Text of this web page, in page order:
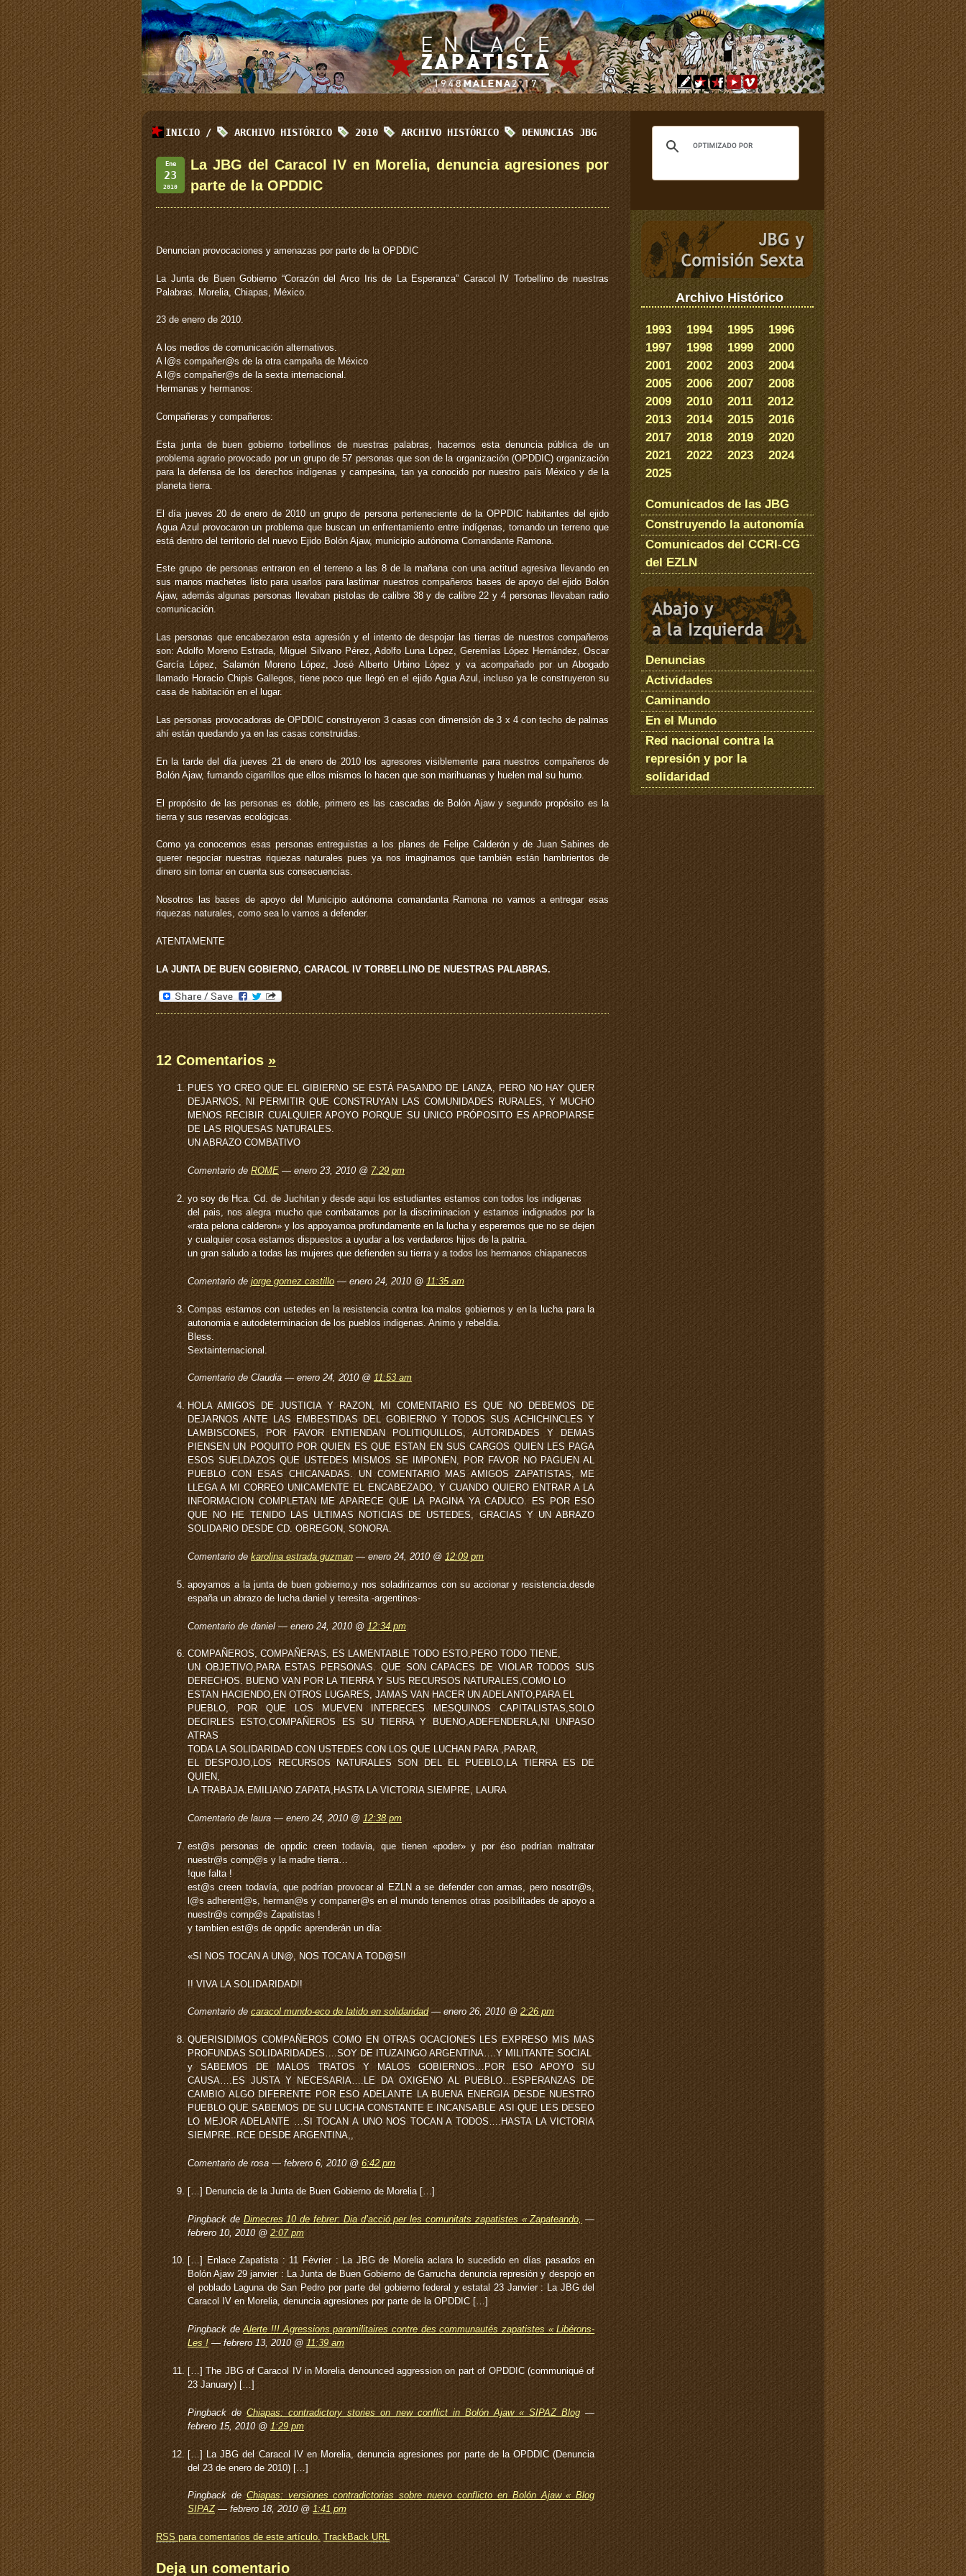
INICIO / ARCHIVO HISTÓRICO 2010 ARCHIVO HISTÓRICO DENUNCIAS JBG
Ene
23
2010
La JBG del Caracol IV en Morelia, denuncia agresiones por
parte de la OPDDIC
Denuncian provocaciones y amenazas por parte de la OPDDIC
La Junta de Buen Gobierno “Corazón del Arco Iris de La Esperanza” Caracol IV Torbellino de nuestras
Palabras. Morelia, Chiapas, México.
23 de enero de 2010.
A los medios de comunicación alternativos.
A l@s compañer@s de la otra campaña de México
A l@s compañer@s de la sexta internacional.
Hermanas y hermanos:
Compañeras y compañeros:
Esta junta de buen gobierno torbellinos de nuestras palabras, hacemos esta denuncia pública de un
problema agrario provocado por un grupo de 57 personas que son de la organización (OPDDIC) organización
para la defensa de los derechos indígenas y campesina, tan ya conocido por nuestro país México y de la
planeta tierra.
El día jueves 20 de enero de 2010 un grupo de persona perteneciente de la OPPDIC habitantes del ejido
Agua Azul provocaron un problema que buscan un enfrentamiento entre indígenas, tomando un terreno que
está dentro del territorio del nuevo Ejido Bolón Ajaw, municipio autónoma Comandante Ramona.
Este grupo de personas entraron en el terreno a las 8 de la mañana con una actitud agresiva llevando en
sus manos machetes listo para usarlos para lastimar nuestros compañeros bases de apoyo del ejido Bolón
Ajaw, además algunas personas llevaban pistolas de calibre 38 y de calibre 22 y 4 personas llevaban radio
comunicación.
Las personas que encabezaron esta agresión y el intento de despojar las tierras de nuestros compañeros
son: Adolfo Moreno Estrada, Miguel Silvano Pérez, Adolfo Luna López, Geremías López Hernández, Oscar
García López, Salamón Moreno López, José Alberto Urbino López y va acompañado por un Abogado
llamado Horacio Chipis Gallegos, tiene poco que llegó en el ejido Agua Azul, incluso ya le construyeron su
casa de habitación en el lugar.
Las personas provocadoras de OPDDIC construyeron 3 casas con dimensión de 3 x 4 con techo de palmas
ahí están quedando ya en las casas construidas.
En la tarde del día jueves 21 de enero de 2010 los agresores visiblemente para nuestros compañeros de
Bolón Ajaw, fumando cigarrillos que ellos mismos lo hacen que son marihuanas y huelen mal su humo.
El propósito de las personas es doble, primero es las cascadas de Bolón Ajaw y segundo propósito es la
tierra y sus reservas ecológicas.
Como ya conocemos esas personas entreguistas a los planes de Felipe Calderón y de Juan Sabines de
querer negociar nuestras riquezas naturales pues ya nos imaginamos que también están hambrientos de
dinero sin tomar en cuenta sus consecuencias.
Nosotros las bases de apoyo del Municipio autónoma comandanta Ramona no vamos a entregar esas
riquezas naturales, como sea lo vamos a defender.
ATENTAMENTE
LA JUNTA DE BUEN GOBIERNO, CARACOL IV TORBELLINO DE NUESTRAS PALABRAS.
12 Comentarios»
PUES YO CREO QUE EL GIBIERNO SE ESTÁ PASANDO DE LANZA, PERO NO HAY QUER
DEJARNOS, NI PERMITIR QUE CONSTRUYAN LAS COMUNIDADES RURALES, Y MUCHO
MENOS RECIBIR CUALQUIER APOYO PORQUE SU UNICO PRÓPOSITO ES APROPIARSE
DE LAS RIQUESAS NATURALES.
UN ABRAZO COMBATIVO
Comentario de ROME — enero 23, 2010 @ 7:29 pm
yo soy de Hca. Cd. de Juchitan y desde aqui los estudiantes estamos con todos los indigenas
del pais, nos alegra mucho que combatamos por la discriminacion y estamos indignados por la
«rata pelona calderon» y los appoyamoa profundamente en la lucha y esperemos que no se dejen
y cualquier cosa estamos dispuestos a uyudar a los verdaderos hijos de la patria.
un gran saludo a todas las mujeres que defienden su tierra y a todos los hermanos chiapanecos
Comentario de jorge gomez castillo — enero 24, 2010 @ 11:35 am
Compas estamos con ustedes en la resistencia contra loa malos gobiernos y en la lucha para la
autonomia e autodeterminacion de los pueblos indigenas. Animo y rebeldia.
Bless.
Sextainternacional.
Comentario de Claudia — enero 24, 2010 @ 11:53 am
HOLA AMIGOS DE JUSTICIA Y RAZON, MI COMENTARIO ES QUE NO DEBEMOS DE
DEJARNOS ANTE LAS EMBESTIDAS DEL GOBIERNO Y TODOS SUS ACHICHINCLES Y
LAMBISCONES, POR FAVOR ENTIENDAN POLITIQUILLOS, AUTORIDADES Y DEMAS
PIENSEN UN POQUITO POR QUIEN ES QUE ESTAN EN SUS CARGOS QUIEN LES PAGA
ESOS SUELDAZOS QUE USTEDES MISMOS SE IMPONEN, POR FAVOR NO PAGUEN AL
PUEBLO CON ESAS CHICANADAS. UN COMENTARIO MAS AMIGOS ZAPATISTAS, ME
LLEGA A MI CORREO UNICAMENTE EL ENCABEZADO, Y CUANDO QUIERO ENTRAR A LA
INFORMACION COMPLETAN ME APARECE QUE LA PAGINA YA CADUCO. ES POR ESO
QUE NO HE TENIDO LAS ULTIMAS NOTICIAS DE USTEDES, GRACIAS Y UN ABRAZO
SOLIDARIO DESDE CD. OBREGON, SONORA.
Comentario de karolina estrada guzman— enero 24, 2010 @ 12:09 pm
apoyamos a la junta de buen gobierno,y nos soladirizamos con su accionar y resistencia.desde
españa un abrazo de lucha.daniel y teresita -argentinos-
Comentario de daniel — enero 24, 2010 @ 12:34 pm
COMPAÑEROS, COMPAÑERAS, ES LAMENTABLE TODO ESTO,PERO TODO TIENE,
UN OBJETIVO,PARA ESTAS PERSONAS. QUE SON CAPACES DE VIOLAR TODOS SUS
DERECHOS. BUENO VAN POR LA TIERRA Y SUS RECURSOS NATURALES,COMO LO
ESTAN HACIENDO,EN OTROS LUGARES, JAMAS VAN HACER UN ADELANTO,PARA EL
PUEBLO, POR QUE LOS MUEVEN INTERECES MESQUINOS CAPITALISTAS,SOLO
DECIRLES ESTO,COMPAÑEROS ES SU TIERRA Y BUENO,ADEFENDERLA,NI UNPASO
ATRAS
TODA LA SOLIDARIDAD CON USTEDES CON LOS QUE LUCHAN PARA ,PARAR,
EL DESPOJO,LOS RECURSOS NATURALES SON DEL EL PUEBLO,LA TIERRA ES DE
QUIEN,
LA TRABAJA.EMILIANO ZAPATA,HASTA LA VICTORIA SIEMPRE, LAURA
Comentario de laura — enero 24, 2010 @ 12:38 pm
est@s personas de oppdic creen todavia, que tienen «poder» y por éso podrían maltratar
nuestr@s comp@s y la madre tierra…
!que falta !
est@s creen todavía, que podrían provocar al EZLN a se defender con armas, pero nosotr@s,
l@s adherent@s, herman@s y companer@s en el mundo tenemos otras posibilitades de apoyo a
nuestr@s comp@s Zapatistas !
y tambien est@s de oppdic aprenderán un día:
«SI NOS TOCAN A UN@, NOS TOCAN A TOD@S!!
!! VIVA LA SOLIDARIDAD!!
Comentario de caracol mundo-eco de latido en solidaridad— enero 26, 2010 @ 2:26 pm
QUERISIDIMOS COMPAÑEROS COMO EN OTRAS OCACIONES LES EXPRESO MIS MAS
PROFUNDAS SOLIDARIDADES….SOY DE ITUZAINGO ARGENTINA….Y MILITANTE SOCIAL
y SABEMOS DE MALOS TRATOS Y MALOS GOBIERNOS…POR ESO APOYO SU
CAUSA….ES JUSTA Y NECESARIA….LE DA OXIGENO AL PUEBLO…ESPERANZAS DE
CAMBIO ALGO DIFERENTE POR ESO ADELANTE LA BUENA ENERGIA DESDE NUESTRO
PUEBLO QUE SABEMOS DE SU LUCHA CONSTANTE E INCANSABLE ASI QUE LES DESEO
LO MEJOR ADELANTE …SI TOCAN A UNO NOS TOCAN A TODOS….HASTA LA VICTORIA
SIEMPRE..RCE DESDE ARGENTINA,,
Comentario de rosa — febrero 6, 2010 @6:42 pm
[…] Denuncia de la Junta de Buen Gobierno de Morelia […]
Pingback de Dimecres 10 de febrer: Dia d’acció per les comunitats zapatistes « Zapateando, —
febrero 10, 2010 @ 2:07 pm
[…] Enlace Zapatista : 11 Février : La JBG de Morelia aclara lo sucedido en días pasados en
Bolón Ajaw 29 janvier : La Junta de Buen Gobierno de Garrucha denuncia represión y despojo en
el poblado Laguna de San Pedro por parte del gobierno federal y estatal 23 Janvier : La JBG del
Caracol IV en Morelia, denuncia agresiones por parte de la OPDDIC […]
Pingback deAlerte !!! Agressions paramilitaires contre des communautés zapatistes « Libérons-
Les ! — febrero 13, 2010 @ 11:39 am
[…] The JBG of Caracol IV in Morelia denounced aggression on part of OPDDIC (communiqué of
23 January) […]
Pingback deChiapas: contradictory stories on new conflict in Bolón Ajaw « SIPAZ Blog —
febrero 15, 2010 @ 1:29 pm
[…] La JBG del Caracol IV en Morelia, denuncia agresiones por parte de la OPDDIC (Denuncia
del 23 de enero de 2010) […]
Pingback de Chiapas: versiones contradictorias sobre nuevo conflicto en Bolón Ajaw « Blog
SIPAZ— febrero 18, 2010 @ 1:41 pm
RSS para comentarios de este artículo. TrackBack URL
Deja un comentario
Archivo Histórico
1993 1994 1995
1996
1997
1998 1999
2000
2001
2002 2003
2004
2005
2006 2007
2008
2009
2010 2011
2012
2013
2014 2015
2016
2017
2018 2019
2020
2021
2022 2023
2024
2025
Comunicados de las JBG
Construyendo la autonomía
Comunicados del CCRI-CG
del EZLN
Denuncias
Actividades
Caminando
En el Mundo
Red nacional contra la
represión y por la
solidaridad